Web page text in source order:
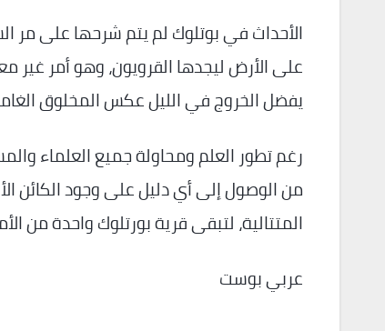
الأحداث في بوتلوك لم يتم شرحها على مر
على الأرض ليجدها القرويون، وهو أمر غير
يفضل الخروج في الليل عكس المخلوق
رغم تطور العلم ومحاولة جميع العلماء
من الوصول إلى أي دليل على وجود الكائن
المتتالية، لتبقى قرية بورتلوك واحدة من
عربي بوست